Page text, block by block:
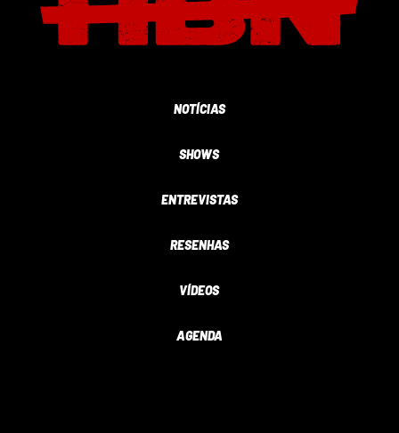
NOTÍCIAS
SHOWS
ENTREVISTAS
RESENHAS
VÍDEOS
AGENDA